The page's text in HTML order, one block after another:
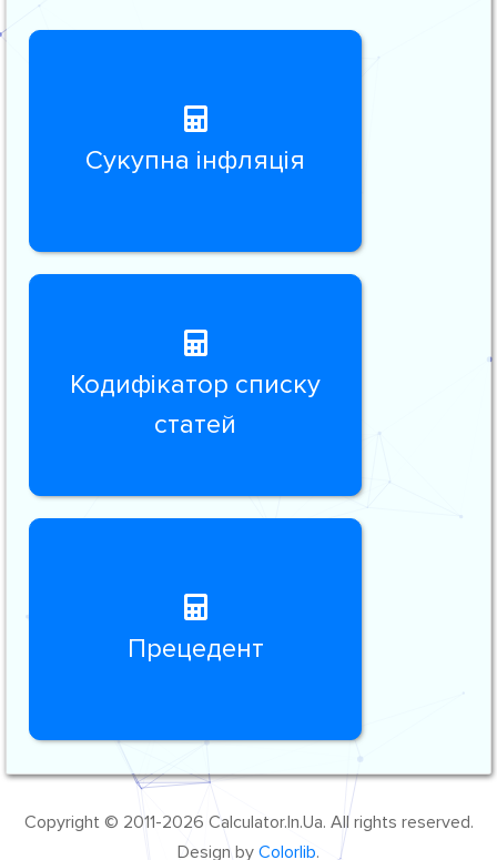
Сукупна інфляція
Кодифікатор списку
статей
Прецедент
Copyright © 2011-2026 Calculator.In.Ua. All rights reserved.
Design by Colorlib.